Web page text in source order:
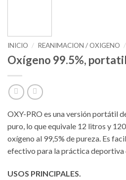
INICIO / REANIMACION / OXIGENO /
Oxígeno 99.5%,
OXY-PRO es una versión portátil
puro, lo que equivale 12 litros y
oxígeno al 99,5% de pureza. Es
efectivo para la práctica deportiva
USOS PRINCIPALES.